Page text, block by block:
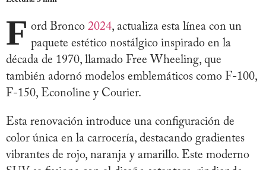
F ord Bronco 2024, actualiza esta línea con un
paquete estético nostálgico inspirado en la
década de 1970, llamado Free Wheeling, que
también adornó modelos emblemáticos como F-100,
F-150, Econoline y Courier.
Esta renovación introduce una configuración de
color única en la carrocería, destacando gradientes
vibrantes de rojo, naranja y amarillo. Este moderno